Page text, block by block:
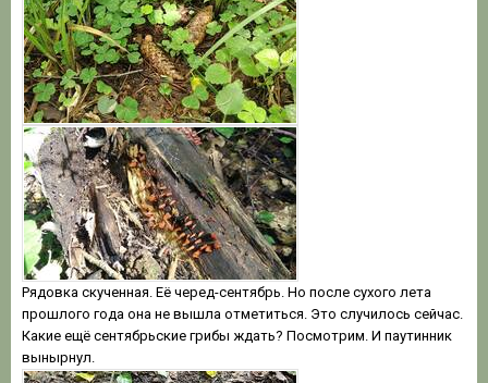
Рядовка скученная. Её черед-сентябрь. Но после сухого лета
прошлого года она не вышла отметиться. Это случилось сейчас.
Какие ещё сентябрьские грибы ждать? Посмотрим. И паутинник
вынырнул.